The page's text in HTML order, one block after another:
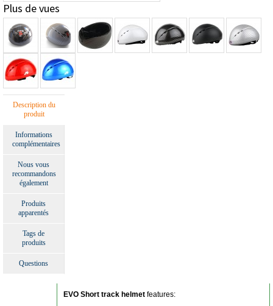
Plus de vues
Description du
produit
Informations
complémentaires
Nous vous
recommandons
également
Produits
apparentés
Tags de
produits
Questions
EVO Short track helmetfeatures: